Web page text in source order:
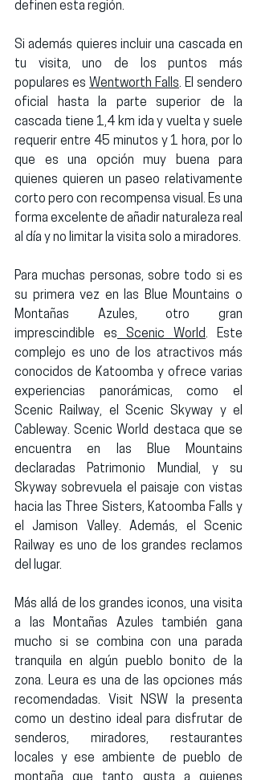
definen esta región.
Si además quieres incluir una cascada en
tu visita, uno de los puntos más
populares es Wentworth Falls. El sendero
oficial hasta la parte superior de la
cascada tiene 1,4 km ida y vuelta y suele
requerir entre 45 minutos y 1 hora, por lo
que es una opción muy buena para
quienes quieren un paseo relativamente
corto pero con recompensa visual. Es una
forma excelente de añadir naturaleza real
al día y no limitar la visita solo a miradores.
Para muchas personas, sobre todo si es
su primera vez en las Blue Mountains o
Montañas Azules, otro gran
imprescindible es
Scenic World. Este
complejo es uno de los atractivos más
conocidos de Katoomba y ofrece varias
Scenic Railway, el Scenic Skyway
Cableway. Scenic World destaca que se
encuentra en las Blue Mountains
declaradas Patrimonio Mundial, y su
Skyway sobrevuela el paisaje con vistas
hacia las
Three Sisters, Katoomba Falls y
el Jamison Valley. Además, el Scenic
Railway es uno de los grandes reclamos
del lugar.
Más allá de los grandes iconos, una visita
a las Montañas Azules también gana
mucho si se combina con una parada
tranquila en algún pueblo bonito de la
zona. Leura es una de las opciones más
recomendadas. Visit NSW la presenta
como un destino ideal para disfrutar de
senderos, miradores, restaurantes
locales y ese ambiente de pueblo de